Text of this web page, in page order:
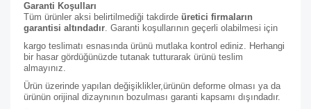
Garanti Koşulları
Tüm ürünler aksi belirtilmediği takdirde üretici firmaların
garantisi altındadır. Garanti koşullarının geçerli olabilmesi için
kargo teslimatı esnasında ürünü mutlaka kontrol ediniz. Herhangi
bir hasar gördüğünüzde tutanak tutturarak ürünü teslim
almayınız.
Ürün üzerinde yapılan değişiklikler,ürünün deforme olması ya da
ürünün orijinal dizaynının bozulması garanti kapsamı dışındadır.